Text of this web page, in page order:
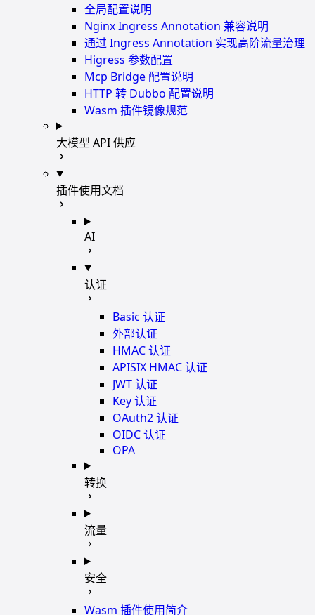
全局配置说明
Nginx Ingress Annotation 兼容说明
通过 Ingress Annotation 实现高阶流量治理
Higress 参数配置
Mcp Bridge 配置说明
HTTP 转 Dubbo 配置说明
Wasm 插件镜像规范
大模型 API 供应
插件使用文档
AI
认证
Basic 认证
外部认证
HMAC 认证
APISIX HMAC 认证
JWT 认证
Key 认证
OAuth2 认证
OIDC 认证
OPA
转换
流量
安全
Wasm 插件使用简介